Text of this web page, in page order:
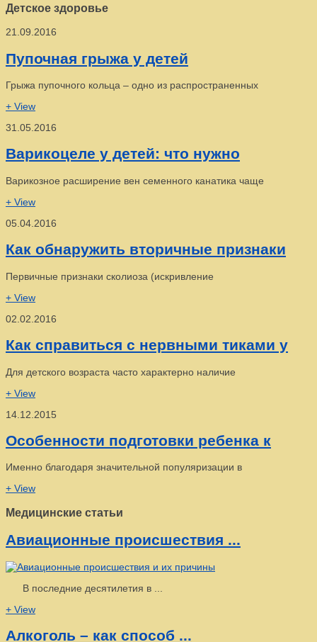
Детское здоровье
21.09.2016
Пупочная грыжа у детей
Грыжа пупочного кольца – одно из распространенных
+ View
31.05.2016
Варикоцеле у детей: что нужно
Варикозное расширение вен семенного канатика чаще
+ View
05.04.2016
Как обнаружить вторичные признаки
Первичные признаки сколиоза (искривление
+ View
02.02.2016
Как справиться с нервными тиками у
Для детского возраста часто характерно наличие
+ View
14.12.2015
Особенности подготовки ребенка к
Именно благодаря значительной популяризации в
+ View
Медицинские статьи
Авиационные происшествия ...
В последние десятилетия в ...
+ View
Алкоголь – как способ ...